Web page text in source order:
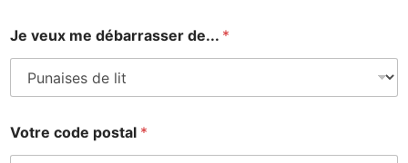
Je veux me débarrasser de... *
Votre code postal *